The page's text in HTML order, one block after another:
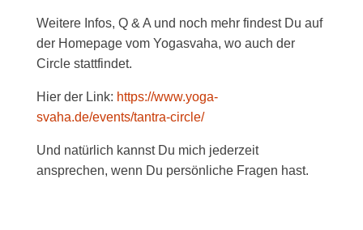
Weitere Infos, Q & A und noch mehr findest Du auf
der Homepage vom Yogasvaha, wo auch der
Circle stattfindet.
Hier der Link: https://www.yoga-
svaha.de/events/tantra-circle/
Und natürlich kannst Du mich jederzeit
ansprechen, wenn Du persönliche Fragen hast.